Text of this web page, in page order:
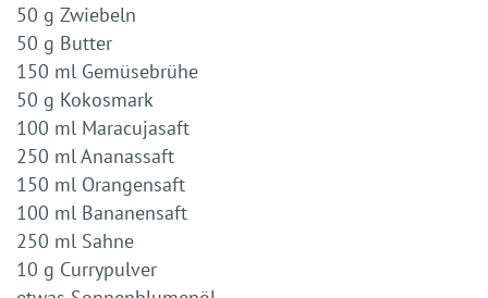
50 g Zwiebeln
50 g Butter
150 ml Gemüsebrühe
50 g Kokosmark
100 ml Maracujasaft
250 ml Ananassaft
150 ml Orangensaft
100 ml Bananensaft
250 ml Sahne
10 g Currypulver